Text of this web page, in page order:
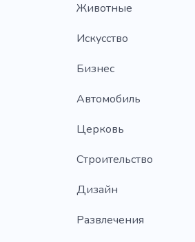
Животные
Искусство
Бизнес
Автомобиль
Церковь
Строительство
Дизайн
Развлечения